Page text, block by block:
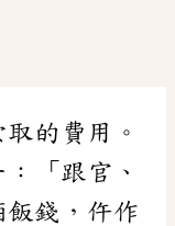
的費用。
「跟官、
錢，仵作